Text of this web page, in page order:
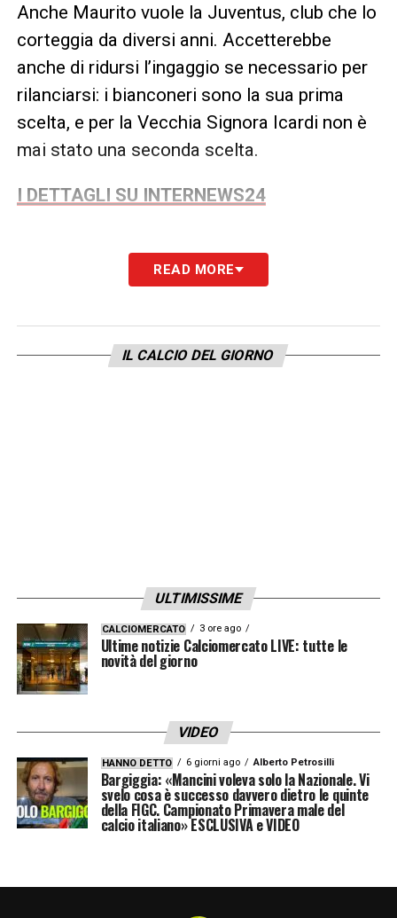
Anche Maurito vuole la Juventus, club che lo
corteggia da diversi anni. Accetterebbe
anche di ridursi l’ingaggio se necessario per
rilanciarsi: i bianconeri sono la sua prima
scelta, e per la Vecchia Signora Icardi non è
mai stato una seconda scelta.
I DETTAGLI SU INTERNEWS24
READ MORE
IL CALCIO DEL GIORNO
ULTIMISSIME
CALCIOMERCATO 3 ore ago
Ultime notizie Calciomercato LIVE: tutte le
novità del giorno
VIDEO
HANNO DETTO 6 giorni ago Alberto Petrosilli
Bargiggia: «Mancini voleva solo la Nazionale. Vi
svelo cosa è successo davvero dietro le quinte
della FIGC. Campionato Primavera male del
calcio italiano» ESCLUSIVA e VIDEO